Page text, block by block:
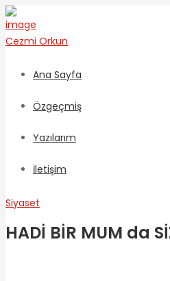
Cezmi Orkun
Ana Sayfa
Özgeçmiş
Yazılarım
İletişim
Siyaset
HADİ BİR MUM da